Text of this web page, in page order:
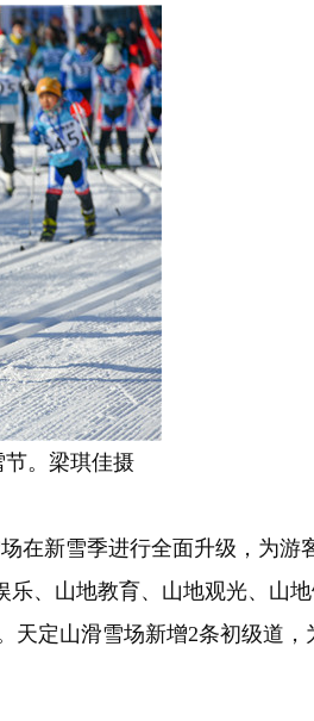
。梁琪佳摄
新雪季进行全面升级，为游
、山地教育、山地观光、山
天定山滑雪场新增2条初级道